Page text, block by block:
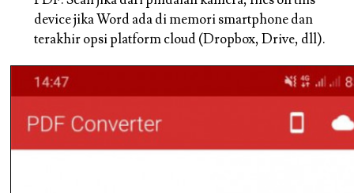
device jika Word ada di memori smartphone dan
terakhir opsi platform cloud (Dropbox, Drive, dll).